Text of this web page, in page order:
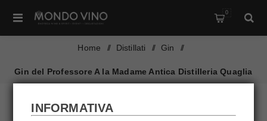
0
Home / Distillati / Gin /
Gin del Professore A la Madame Antica Distilleria Quaglia
INFORMATIVA